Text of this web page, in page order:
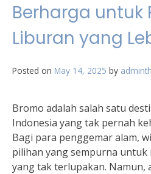
Berharga untuk
Liburan yang
Posted on May 14, 2025 by
Bromo adalah salah satu
Indonesia yang tak pernah
Bagi para penggemar alam,
pilihan yang sempurna
yang tak terlupakan. Namun,